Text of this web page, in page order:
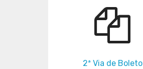
2ª Via de Boleto